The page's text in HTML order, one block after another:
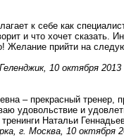
к себе как
и что хочет сказать.
Желание прийти на
10 октября 2013
– прекрасный тренер,
удовольствие и
Натальи
г. Москва, 10 октября